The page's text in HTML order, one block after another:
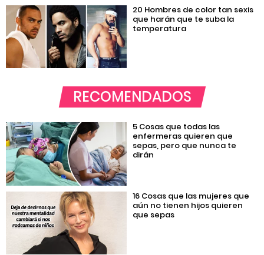
20 Hombres de color tan sexis
que harán que te suba la
temperatura
RECOMENDADOS
5 Cosas que todas las
enfermeras quieren que
sepas, pero que nunca te
dirán
16 Cosas que las mujeres que
aún no tienen hijos quieren
que sepas